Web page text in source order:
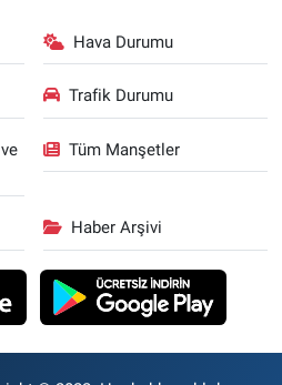
Hava Durumu
Trafik Durumu
Tüm Manşetler
Haber Arşivi